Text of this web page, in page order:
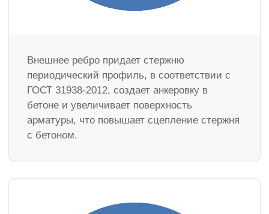
Внешнее ребро придает стержню
периодический профиль, в соответствии с
ГОСТ 31938-2012, создает анкеровку в
бетоне и увеличивает поверхность
арматуры, что повышает сцепление стержня
с бетоном.